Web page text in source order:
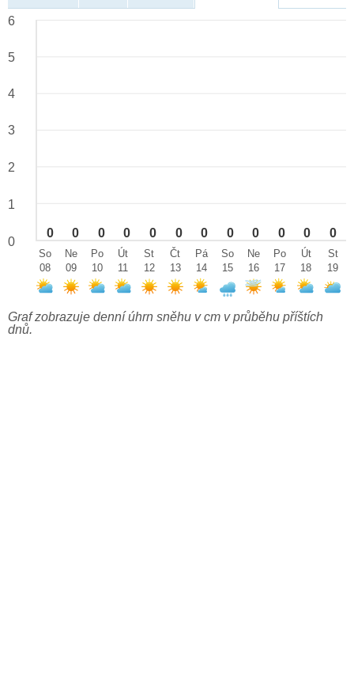
0 0 0 0 0 0 0 0 0 0 0 0
6
5
4
3
2
1
0
So
08
Ne
09
Po
10
Út
11
St
12
Čt
13
Pá
14
So
15
Ne
16
Po
17
Út
18
St
19
Graf zobrazuje denní úhrn sněhu v cm v průběhu příštích
dnů.